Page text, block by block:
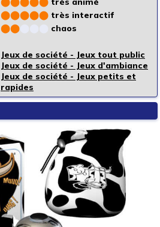
⬤⬤⬤⬤⬤ très interactif
⬤⬤ chaos
Jeux de société - Jeux tout public
Jeux de société - Jeux d'ambiance
Jeux de société - Jeux petits et
rapides